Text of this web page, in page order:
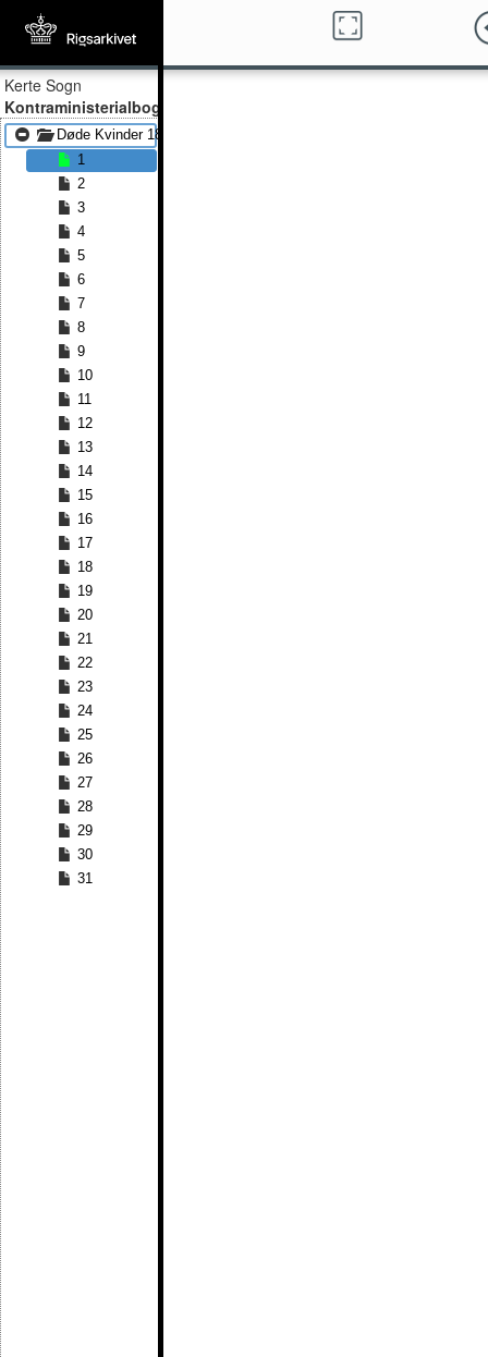
Kerte Sogn
Kontraministerialbog
Døde Kvinder 1844 - Døde Kvinder 1878
1
2
3
4
5
6
7
8
9
10
11
12
13
14
15
16
17
18
19
20
21
22
23
24
25
26
27
28
29
30
31